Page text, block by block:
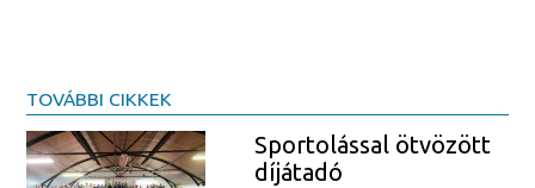
TOVÁBBI CIKKEK
Sportolással ötvözött
díjátadó